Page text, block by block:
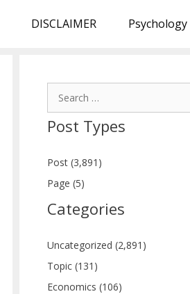
DISCLAIMER Psychology
Post Types
Post (3,891)
Page (5)
Categories
Uncategorized (2,891)
Topic (131)
Economics (106)